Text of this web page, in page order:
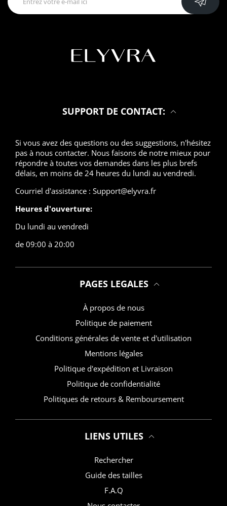
SUPPORT DE CONTACT:
Si vous avez des questions ou des suggestions, n'hésitez
pas à nous contacter. Nous faisons de notre mieux pour
répondre à toutes vos demandes dans les plus brefs
délais, en moins de 24 heures du lundi au vendredi.
Courriel d'assistance : Support@elyvra.fr
Heures d'ouverture:
Du lundi au vendredi
de 09:00 à 20:00
PAGES LEGALES
À propos de nous
Politique de paiement
Conditions générales de vente et d'utilisation
Mentions légales
Politique d'expédition et Livraison
Politique de confidentialité
Politiques de retours & Remboursement
LIENS UTILES
Rechercher
Guide des tailles
F.A.Q